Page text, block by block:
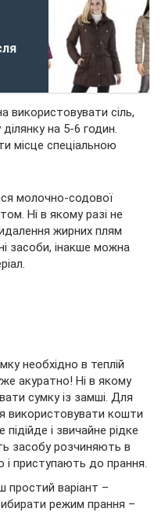
використовувати сіль,
на 5-6 годин.
місце спеціальною
молочно-содової
Ні в якому разі не
жирних плям
засоби, інакше можна
необхідно в теплій
акуратно! Ні в якому
сумку із замші. Для
використовувати кошти
і звичайне рідке
засобу розчиняють в
приступають до прання.
простий варіант –
режим прання –